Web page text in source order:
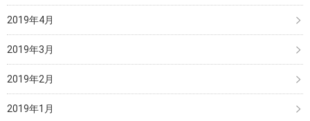
2019年4月
2019年3月
2019年2月
2019年1月